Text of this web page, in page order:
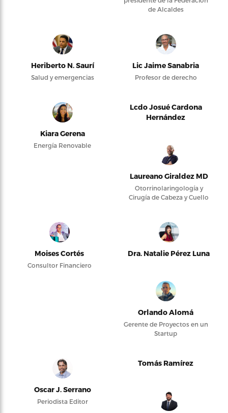
de Alcaldes
Heriberto N. Saurí
Salud y emergencias
Lic Jaime Sanabria
Profesor de derecho
Kiara Gerena
Energía Renovable
Lcdo Josué Cardona
Hernández
Laureano Giraldez MD
Otorrinolaringología y
Cirugía de Cabeza y Cuello
Moises Cortés
Consultor Financiero
Dra. Natalie Pérez Luna
Orlando Alomá
Gerente de Proyectos en un
Startup
Oscar J. Serrano
Periodista Editor
Tomás Ramírez